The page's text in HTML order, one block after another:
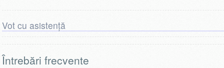
Vot cu asistență
Întrebări frecvente